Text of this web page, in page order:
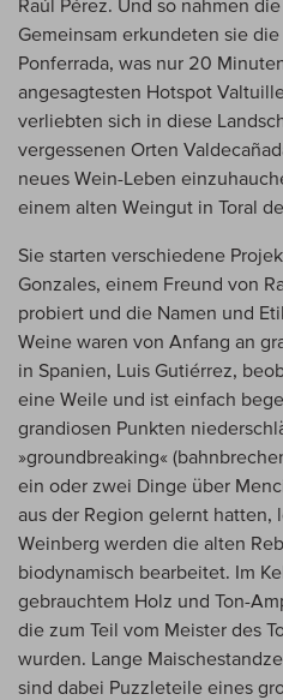
Raúl Pérez. Und so nahmen
Gemeinsam erkundeten sie
Ponferrada, was nur 20
angesagtesten Hotspot
verliebten sich in diese
vergessenen Orten
neues Wein-Leben
einem alten Weingut in Toral
Sie starten verschiedene
Gonzales, einem Freund von
probiert und die Namen und
Weine waren von Anfang an
in Spanien, Luis Gutiérrez,
eine Weile und ist einfach
grandiosen Punkten
»groundbreaking«
ein oder zwei Dinge über
aus der Region gelernt hatten,
Weinberg werden die alten
biodynamisch bearbeitet. Im
gebrauchtem Holz und Ton-
die zum Teil vom Meister des
wurden. Lange
sind dabei Puzzleteile eines